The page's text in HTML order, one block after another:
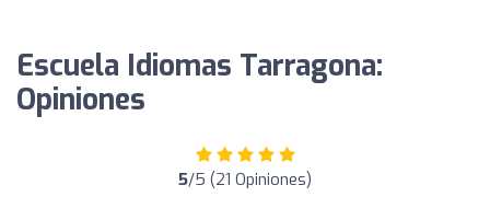
Escuela Idiomas Tarragona:
Opiniones
5/5 (21 Opiniones)